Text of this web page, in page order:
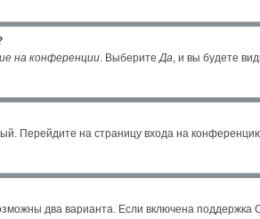
на конференции. ВыберитеДа, и вы будете
Перейдите на страницу входа на
два варианта. Если включена